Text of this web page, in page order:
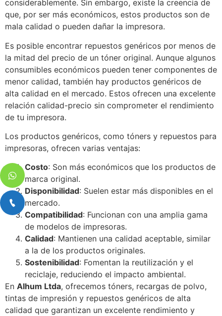
considerablemente. Sin embargo, existe la creencia de
que, por ser más económicos, estos productos son de
mala calidad o pueden dañar la impresora.
Es posible encontrar repuestos genéricos por menos de
la mitad del precio de un tóner original. Aunque algunos
consumibles económicos pueden tener componentes de
menor calidad, también hay productos genéricos de
alta calidad en el mercado. Estos ofrecen una excelente
relación calidad-precio sin comprometer el rendimiento
de tu impresora.
Los productos genéricos, como tóners y repuestos para
impresoras, ofrecen varias ventajas:
Costo: Son más económicos que los productos de
marca original.
Disponibilidad: Suelen estar más disponibles en el
mercado.
Compatibilidad: Funcionan con una amplia gama
de modelos de impresoras.
Calidad: Mantienen una calidad aceptable, similar
a la de los productos originales.
Sostenibilidad: Fomentan la reutilización y el
reciclaje, reduciendo el impacto ambiental.
En Alhum Ltda, ofrecemos tóners, recargas de polvo,
tintas de impresión y repuestos genéricos de alta
calidad que garantizan un excelente rendimiento y